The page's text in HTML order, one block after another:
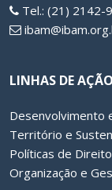
Tel.: (21) 2142-
LINHAS DE AÇÃO
Desenvolvimento
Território e
Políticas de
Organização e